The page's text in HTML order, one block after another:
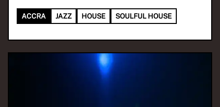
ACCRA JAZZ HOUSE SOULFUL HOUSE